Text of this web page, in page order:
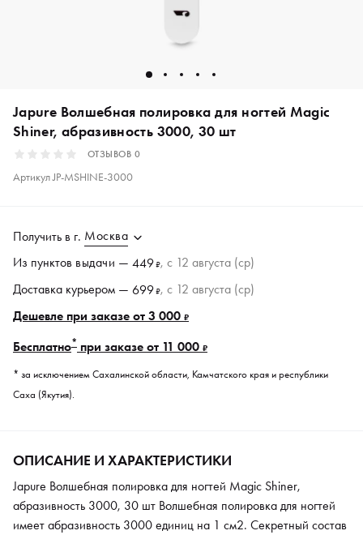
Japure Волшебная полировка для ногтей Magic
Shiner, абразивность 3000, 30 шт
ОТЗЫВОВ 0
АртикулJP-MSHINE-3000
Получить в г. Москва
Из пунктов выдачи — 449₽, c 12 августа (ср)
Доставка курьером — 699₽, c 12 августа (ср)
Дешевле при заказе от 3 000 ₽
Бесплатно* при заказе от 11 000 ₽
* за исключением Сахалинской области, Камчатского края и республики
Саха (Якутия).
ОПИСАНИЕ И ХАРАКТЕРИСТИКИ
Japure Волшебная полировка для ногтей Magic Shiner,
абразивность 3000, 30 шт Волшебная полировка для ногтей
имеет абразивность 3000 единиц на 1 см2. Секретный состав